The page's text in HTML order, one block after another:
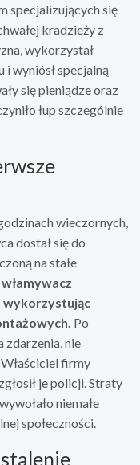
specjalizujących się
kradzieży z
wykorzystał
i wyniósł specjalną
się pieniądze oraz
łup szczególnie
wieczornych,
dostał się do
na stałe
wykorzystując
Po
zdarzenia, nie
firmy
je policji. Straty
niemałe
społeczności.